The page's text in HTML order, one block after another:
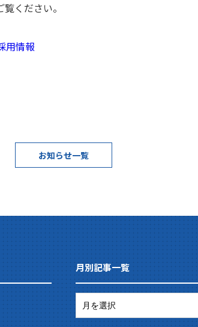
ください。
用情報
お知らせ一覧
月別記事一覧